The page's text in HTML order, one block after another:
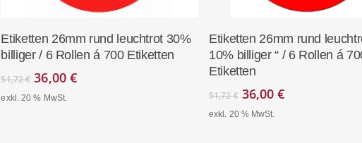
In Den Warenkorb
Etiketten 26mm rund leuchtrot 30%
billiger / 6 Rollen á 700 Etiketten
51,72€ Ursprünglicher
Preis
36,00 €Aktueller
exkl. 20 % MwSt.
In Den
Etiketten 26mm rund
10% billiger “ / 6 Rollen á
Etiketten
51,72€ Ursprünglicher
Preis
36,00€Aktueller
exkl. 20 % MwSt.